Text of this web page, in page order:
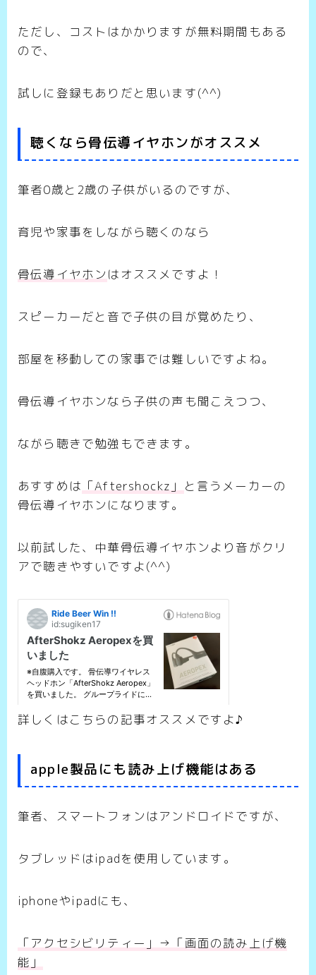
ただし、コストはかかりますが無料期間もある
ので、
試しに登録もありだと思います(^^)
聴くなら骨伝導イヤホンがオススメ
筆者0歳と2歳の子供がいるのですが、
育児や家事をしながら聴くのなら
骨伝導イヤホン はオススメですよ！
スピーカーだと音で子供の目が覚めたり、
部屋を移動しての家事では難しいですよね。
骨伝導イヤホンなら子供の声も聞こえつつ、
ながら聴きで勉強もできます。
あすすめは 「Aftershockz」
と言うメーカーの
骨伝導イヤホンになります。
以前試した、中華骨伝導イヤホンより音がクリ
アで聴きやすいですよ(^^)
詳しくはこちらの記事オススメですよ♪
apple製品にも読み上げ機能はある
筆者、スマートフォンはアンドロイドですが、
タブレッドはipadを使用しています。
iphoneやipadにも、
「アクセシビリティー」→「画面の読み上げ機
能」